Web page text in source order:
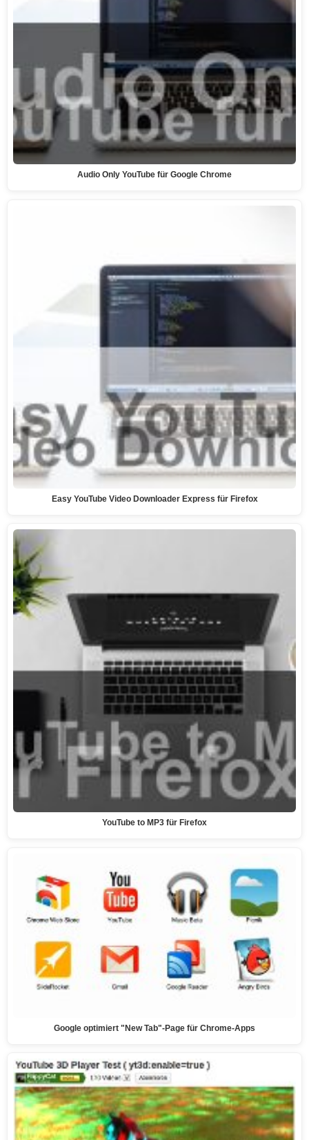
Audio Only YouTube für Google Chrome
Easy YouTube Video Downloader Express für Firefox
YouTube to MP3 für Firefox
Google optimiert "New Tab"-Page für Chrome-Apps